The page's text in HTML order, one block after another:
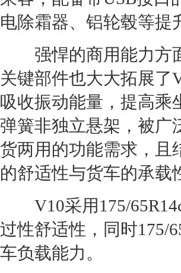
电除霜器、铝轮毂等提
强悍的商用能力方面
关键部件也大大拓展了
吸收振动能量，提高乘
弹簧非独立悬架，被广
货两用的功能需求，且
的舒适性与货车的承载
V10采用175/65R14c
过性舒适性，同时175/
车负载能力。